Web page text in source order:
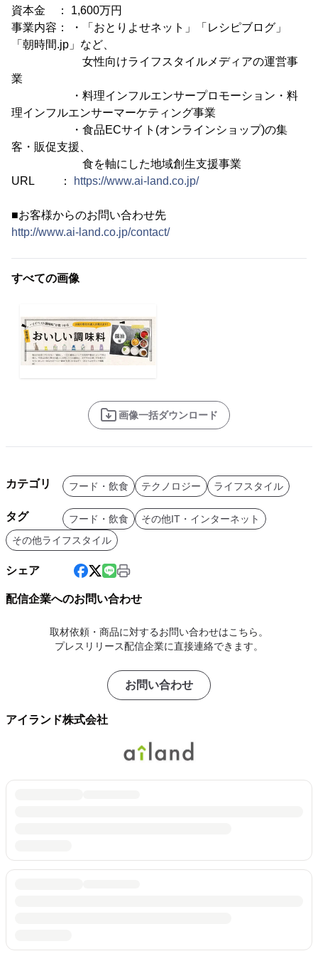
資本金 ： 1,600万円
事業内容： ・「おとりよせネット」「レシピブログ」
「朝時間.jp」など、
女性向けライフスタイルメディアの運営事
業
・料理インフルエンサープロモーション・料
理インフルエンサーマーケティング事業
・食品ECサイト(オンラインショップ)の集
客・販促支援、
食を軸にした地域創生支援事業
URL ：
https://www.ai-land.co.jp/
■お客様からのお問い合わせ先
http://www.ai-land.co.jp/contact/
すべての画像
画像一括ダウンロード
カテゴリ フード・飲食 テクノロジー ライフスタイル
タグ フード・飲食
その他IT・インターネット
その他ライフスタイル
シェア
配信企業へのお問い合わせ
取材依頼・商品に対するお問い合わせはこちら。
プレスリリース配信企業に直接連絡できます。
お問い合わせ
アイランド株式会社